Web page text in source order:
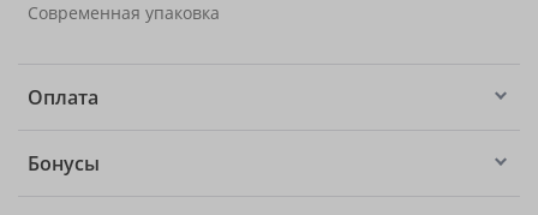
Современная упаковка
Оплата
Бонусы